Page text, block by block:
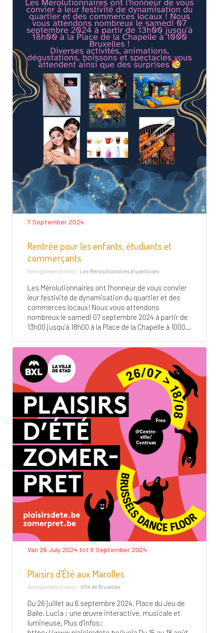
7 September 2024
Rentrée pour les enfants, étudiants et
commerçants
Georganiseerd door : Les Mérolutionnaires bruxelloises
Les Mérolutionnaires ont l’honneur de vous convier
leur festivité de dynamisation du quartier et des
commerces locaux! Nous vous attendons
nombreux le samedi 07 septembre 2024 à partir de
13h00 jusqu’à 18h00 à la Place de la Chapelle à 1000...
Van 26 July 2024 tot 6 September 2024
Plaisirs d’Été aux Marolles
Georganiseerd door : Ville de Bruxelles
Du 26 juillet au 6 septembre 2024, Place du Jeu de
Balle. Lucia : une œuvre interactive, musicale et
lumineuse. Plus d’infos: